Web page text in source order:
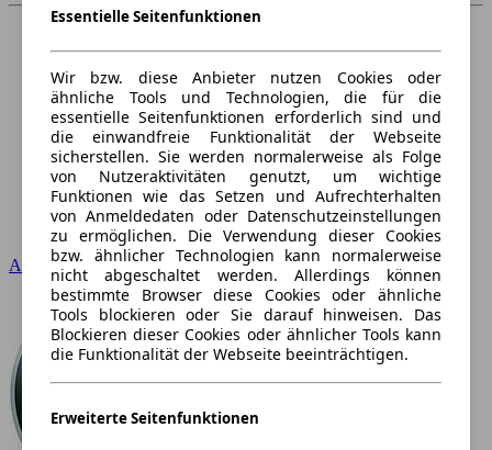
Audi
Essentielle Seitenfunktionen
Wir bzw. diese Anbieter nutzen Cookies oder
ähnliche Tools und Technologien, die für die
essentielle Seitenfunktionen erforderlich sind und
die einwandfreie Funktionalität der Webseite
sicherstellen. Sie werden normalerweise als Folge
von Nutzeraktivitäten genutzt, um wichtige
Funktionen wie das Setzen und Aufrechterhalten
von Anmeldedaten oder Datenschutzeinstellungen
zu ermöglichen. Die Verwendung dieser Cookies
bzw. ähnlicher Technologien kann normalerweise
nicht abgeschaltet werden. Allerdings können
bestimmte Browser diese Cookies oder ähnliche
Tools blockieren oder Sie darauf hinweisen. Das
Blockieren dieser Cookies oder ähnlicher Tools kann
die Funktionalität der Webseite beeinträchtigen.
Erweiterte Seitenfunktionen